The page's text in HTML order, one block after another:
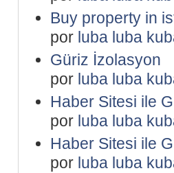
Buy property in
por luba luba
Güriz İzolasyon
por luba luba
Haber Sitesi ile
por luba luba
Haber Sitesi ile
por luba luba